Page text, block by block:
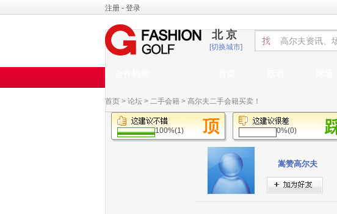
注册 - 登录
北京
[切换城市]
首页 > 论坛 > 二手会籍 > 高尔夫二手会籍买卖！
100%(1) 0%(0)
嵩赞高尔夫